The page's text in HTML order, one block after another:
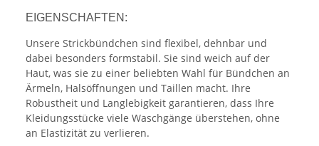
EIGENSCHAFTEN:
Unsere Strickbündchen sind flexibel, dehnbar und
dabei besonders formstabil. Sie sind weich auf der
Haut, was sie zu einer beliebten Wahl für Bündchen an
Ärmeln, Halsöffnungen und Taillen macht. Ihre
Robustheit und Langlebigkeit garantieren, dass Ihre
Kleidungsstücke viele Waschgänge überstehen, ohne
an Elastizität zu verlieren.